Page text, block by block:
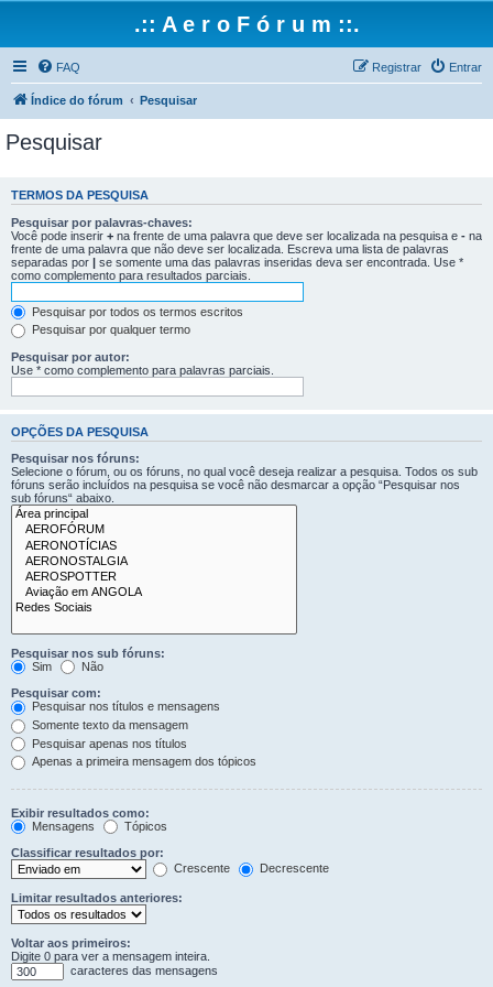
.:: A e r o F ó r u m ::.
FAQ Entrar
Registrar
Índice do fórum Pesquisar
Pesquisar
TERMOS DA PESQUISA
Pesquisar por palavras-chaves:
Você pode inserir + na frente de uma palavra que deve ser localizada na pesquisa e - na
frente de uma palavra que não deve ser localizada. Escreva uma lista de palavras
separadas por | se somente uma das palavras inseridas deva ser encontrada. Use *
como complemento para resultados parciais.
Pesquisar por todos os termos escritos
Pesquisar por qualquer termo
Pesquisar por autor:
Use * como complemento para palavras parciais.
OPÇÕES DA PESQUISA
Pesquisar nos fóruns:
Selecione o fórum, ou os fóruns, no qual você deseja realizar a pesquisa. Todos os sub
fóruns serão incluídos na pesquisa se você não desmarcar a opção “Pesquisar nos
sub fóruns“ abaixo.
Pesquisar nos sub fóruns:
Sim
Não
Pesquisar com:
Pesquisar nos títulos e mensagens
Somente texto da mensagem
Pesquisar apenas nos títulos
Apenas a primeira mensagem dos tópicos
Exibir resultados como:
Mensagens
Tópicos
Classificar resultados por:
Crescente
Decrescente
Limitar resultados anteriores:
Voltar aos primeiros:
Digite 0 para ver a mensagem inteira.
caracteres das mensagens